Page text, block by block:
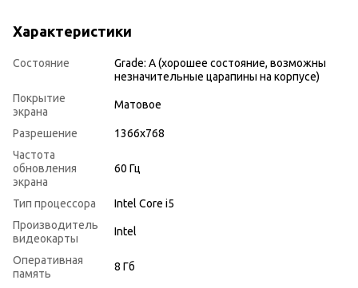
Характеристики
Состояние
Grade: A (хорошее состояние, возможны
незначительные царапины на корпусе)
Покрытие
экрана
Матовое
Разрешение
1366x768
Частота
обновления
экрана
60 Гц
Тип процессора
Intel Core i5
Производитель
видеокарты
Intel
Оперативная
память
8 Гб